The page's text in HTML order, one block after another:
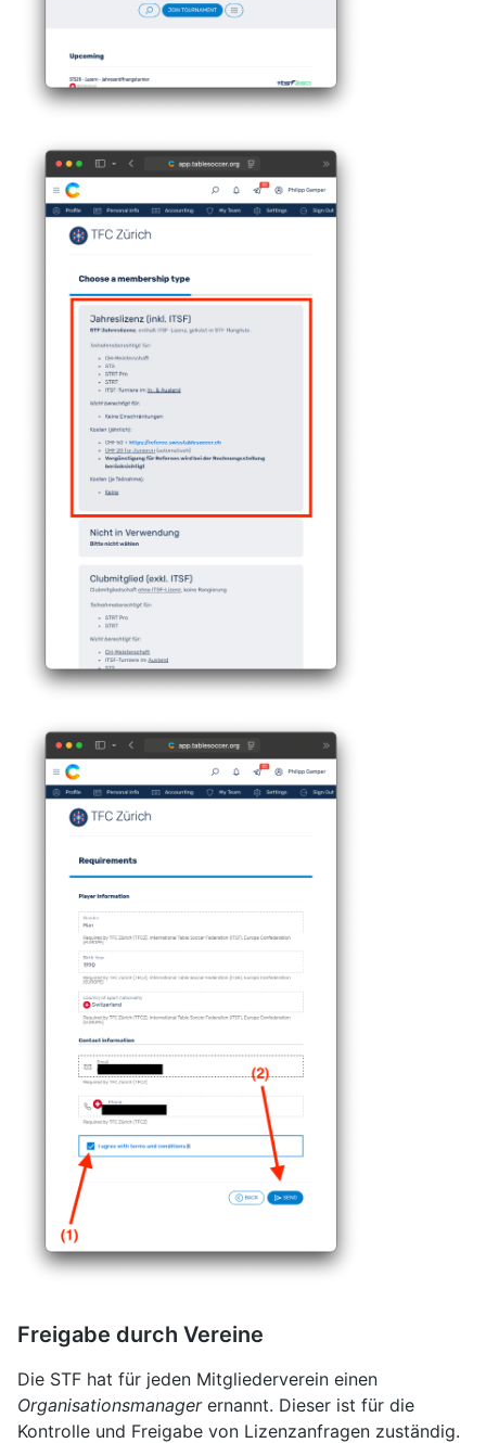
Freigabe durch Vereine
Die STF hat für jeden Mitgliederverein einen
Organisationsmanagerernannt. Dieser ist für die
Kontrolle und Freigabe von Lizenzanfragen zuständig.